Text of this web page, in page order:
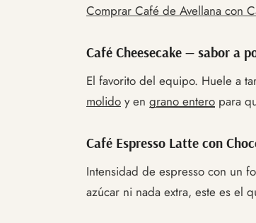
Comprar Café de Avellana con
Café Cheesecake — sabor a
El favorito del equipo. Huele a
molido y en grano entero para
Café Espresso Latte con
Intensidad de espresso con un
azúcar ni nada extra, este es el